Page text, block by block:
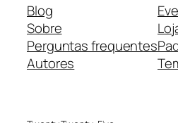
Blog
Sobre
Perguntas frequentes
Autores